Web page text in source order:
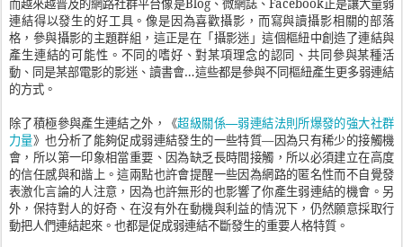
而越來越普及的網路社群平台像是Blog、微網誌、 Facebook正是讓大量弱
連結得以發生的好工具。像是因為喜歡攝影，而寫與讀攝影相關的部落
格，參與攝影的主題群組，這正是在「攝影迷」這個樞紐中創造了連結與
產生連結的可能性。不同的嗜好、對某項理念的認同、共同參與某種活
動、同是某部電影的影迷、讀書會…這些都是參與不同樞紐產生更多弱連結
的方式。
除了積極參與產生連結之外，《超級關係—弱連結法則所爆發的強大社群
力量》也分析了能夠促成弱連結發生的一些特質—因為只有稀少的接觸機
會，所以第一印象相當重要、因為缺乏長時間接觸，所以必須建立在高度
的信任感與和諧上。這兩點也許會提醒一些因為網路的匿名性而不自覺發
表激化言論的人注意，因為也許無形的也影響了你產生弱連結的機會。另
外，保持對人的好奇、在沒有外在動機與利益的情況下，仍然願意採取行
動把人們連結起來。也都是促成弱連結不斷發生的重要人格特質。